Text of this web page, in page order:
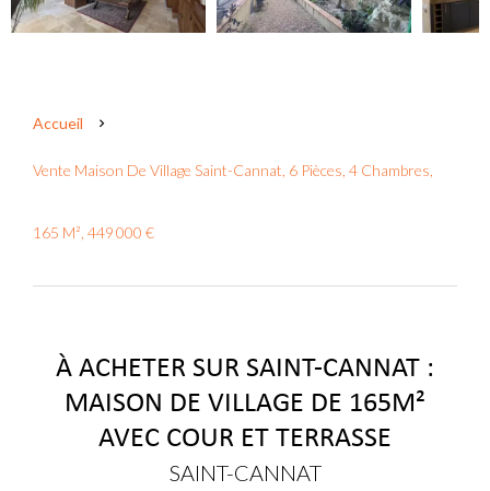
Accueil
Vente Maison De Village Saint-Cannat, 6 Pièces, 4 Chambres,
165 M², 449 000 €
À ACHETER SUR SAINT-CANNAT :
MAISON DE VILLAGE DE 165M²
AVEC COUR ET TERRASSE
SAINT-CANNAT